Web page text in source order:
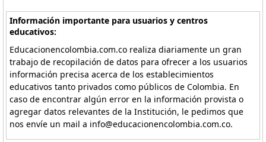
Información importante para usuarios y centros
educativos:
Educacionencolombia.com.co realiza diariamente un gran
trabajo de recopilación de datos para ofrecer a los usuarios
información precisa acerca de los establecimientos
educativos tanto privados como públicos de Colombia. En
caso de encontrar algún error en la información provista o
agregar datos relevantes de la Institución, le pedimos que
nos envíe un mail a info@educacionencolombia.com.co.